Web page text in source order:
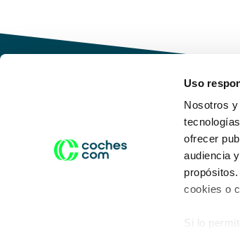
Uso
Nosotros y
ofrecer
audiencia
cookies o
Si lo
Conduce tu futuro,
desata tu movilidad